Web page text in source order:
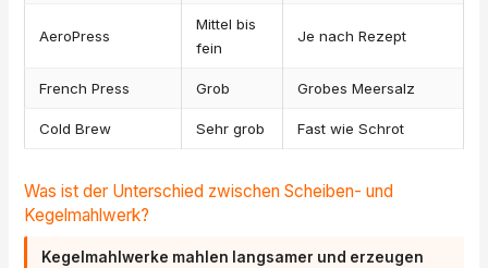
AeroPress
Mittel bis
fein
Je nach Rezept
French Press Grob Grobes Meersalz
Cold Brew Sehr grob Fast wie Schrot
Was ist der Unterschied zwischen Scheiben- und
Kegelmahlwerk?
Kegelmahlwerke mahlen langsamer und erzeugen